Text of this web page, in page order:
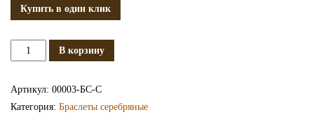
Купить в один клик
КоличествоВ корзину
Артикул: 00003-БС-С
Категория: Браслеты серебряные